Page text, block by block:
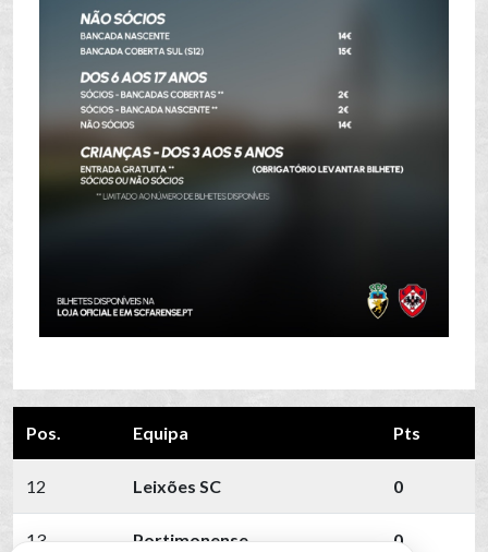
Pos. Equipa Pts
12 Leixões SC 0
13 Portimonense 0